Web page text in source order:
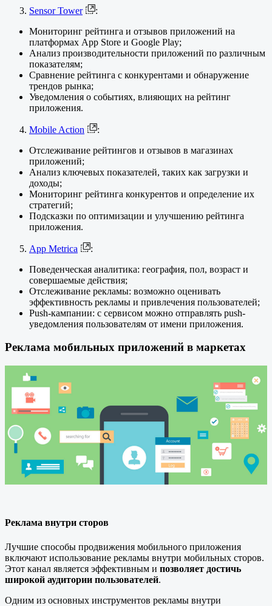
Sensor Tower
:
Мониторинг рейтинга и отзывов приложений на
платформах App Store и Google Play;
Анализ производительности приложений по различным
показателям;
Сравнение рейтинга с конкурентами и обнаружение
трендов рынка;
Уведомления о событиях, влияющих на рейтинг
приложения.
Mobile Action
:
Отслеживание рейтингов и отзывов в магазинах
приложений;
Анализ ключевых показателей, таких как загрузки и
доходы;
Мониторинг рейтинга конкурентов и определение их
стратегий;
Подсказки по оптимизации и улучшению рейтинга
приложения.
App Metrica
:
Поведенческая аналитика: география, пол, возраст и
совершаемые действия;
Отслеживание рекламы: возможно оценивать
эффективность рекламы и привлечения пользователей;
Push-кампании: с сервисом можно отправлять push-
уведомления пользователям от имени приложения.
Реклама мобильных приложений в маркетах
Реклама внутри сторов
Лучшие способы продвижения мобильного приложения
включают использование рекламы внутри мобильных сторов.
Этот канал является эффективным и позволяет достичь
широкой аудитории пользователей.
Одним из основных инструментов рекламы внутри